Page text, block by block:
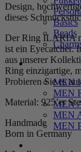
Basics
Beads
MEN
MEN
MEN
MEN
MEN
MEN
Design,
dieses
Der Ring ILARIA
ist ein Eyecatcher.
aus unserer
Ring einzigartige,
Probieren Sie es
Material: 925’er
Handmade
Born in Germany